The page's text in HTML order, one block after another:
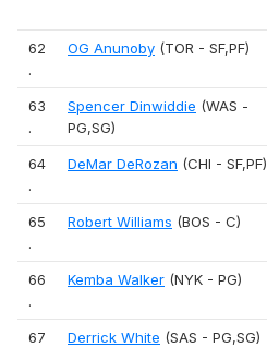
62
.
OG Anunoby (TOR - SF,PF)
63
.
Spencer Dinwiddie (WAS -
PG,SG)
64
.
DeMar DeRozan (CHI - SF,PF)
65
.
Robert Williams (BOS - C)
66
.
Kemba Walker (NYK - PG)
67
Derrick White (SAS - PG,SG)